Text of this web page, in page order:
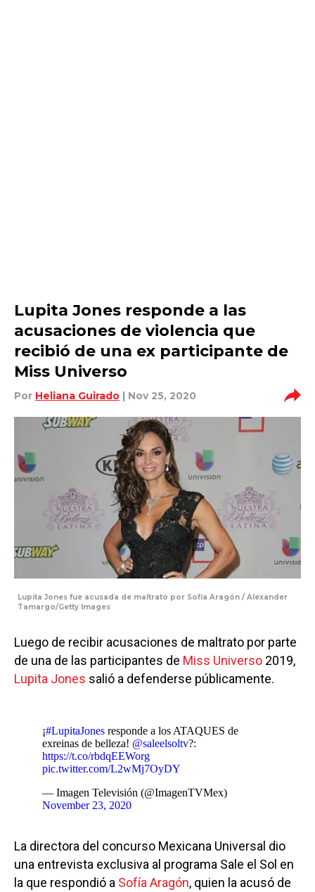
Lupita Jones responde a las
acusaciones de violencia que
recibió de una ex participante de
Miss Universo
Por Heliana Guirado | Nov 25, 2020
Lupita Jones fue acusada de maltrato por Sofía Aragón / Alexander
Tamargo/Getty Images
Luego de recibir acusaciones de maltrato por parte
de una de las participantes de Miss Universo 2019,
Lupita Jones salió a defenderse públicamente.
¡#LupitaJones responde a los ATAQUES de
exreinas de belleza! @saleelsoltv?:
https://t.co/rbdqEEWorg
pic.twitter.com/L2wMj7OyDY
— Imagen Televisión (@ImagenTVMex)
November 23, 2020
La directora del concurso Mexicana Universal dio
una entrevista exclusiva al programa Sale el Sol en
la que respondió a Sofía Aragón, quien la acusó de